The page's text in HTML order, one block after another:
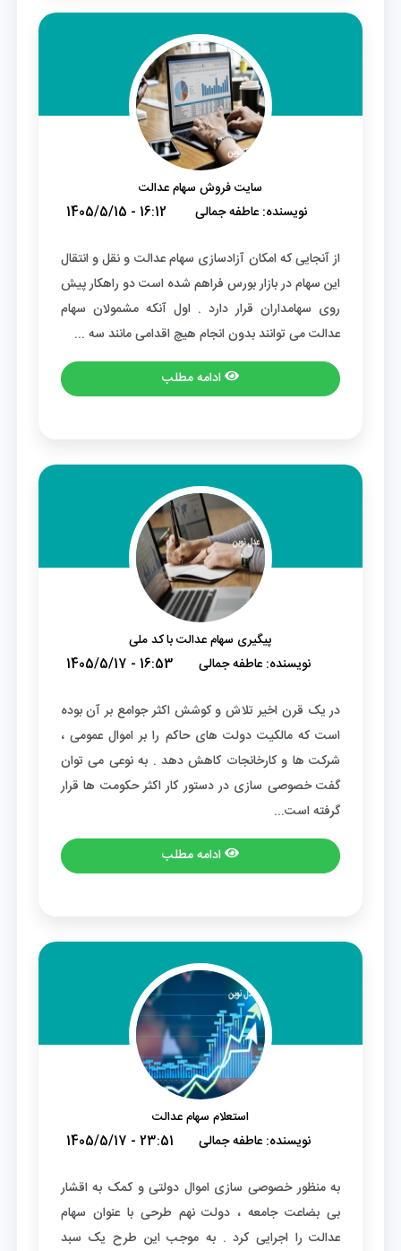
سایت فروش سهام عدالت
1405/5/15 - 16:12 نویسنده:عاطفه جمالی
از آنجایی که امکان آزادسازی سهام عدالت و نقل و انتقال
این سهام در بازار بورس فراهم شده است دو راهکار پیش
روی سهامداران قرار دارد . اول آنکه مشمولان سهام
عدالت می توانند بدون انجام هیچ اقدامی مانند سه ...
ادامه مطلب
پیگیری سهام عدالت با کد ملی
1405/5/17 - 16:53 نویسنده:عاطفه جمالی
در یک قرن اخیر تلاش و کوشش اکثر جوامع بر آن بوده
است که مالکیت دولت های حاکم را بر اموال عمومی ،
شرکت ها و کارخانجات کاهش دهد . به نوعی می توان
گفت خصوصی سازی در دستور کار اکثر حکومت ها قرار
گرفته است...
ادامه مطلب
استعلام سهام عدالت
1405/5/17 - 23:51 نویسنده:عاطفه جمالی
به منظور خصوصی سازی اموال دولتی و کمک به اقشار
بی بضاعت جامعه ، دولت نهم طرحی با عنوان سهام
عدالت را اجرایی کرد . به موجب این طرح یک سبد